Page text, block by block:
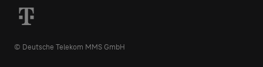
© Deutsche Telekom MMS GmbH